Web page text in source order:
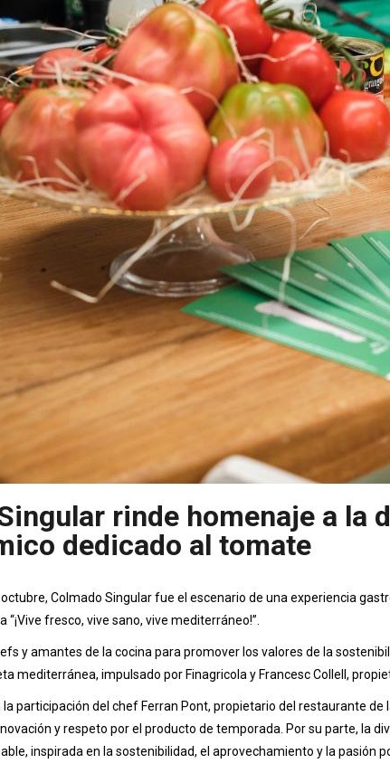
rinde homenaje a la
dedicado al tomate
octubre, Colmado Singular fue el escenario de una experiencia
fresco, vive sano, vive mediterráneo!”.
y amantes de la cocina para promover los valores de la
mediterránea, impulsado por Finagricola y Francesc Collell,
la participación del chef Ferran Pont, propietario del restaurante
y respeto por el producto de temporada. Por su parte, la
inspirada en la sostenibilidad, el aprovechamiento y la pasión